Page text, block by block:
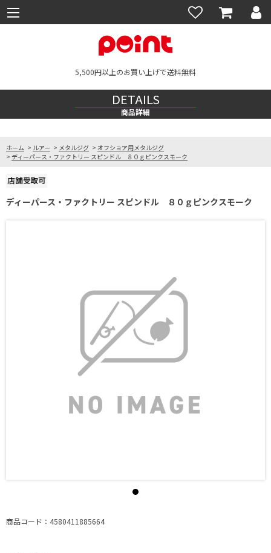
5,500円以上のお買い上げで送料無料
DETAILS
商品詳細
ホーム > ルアー > メタルジグ > オフショア用メタルジグ
> ディーパース・ファクトリー スピンドル ８０ｇピンクスモーク
ディーパース・ファクトリー スピンドル ８０ｇピンクスモーク
商品コード：4580411885664